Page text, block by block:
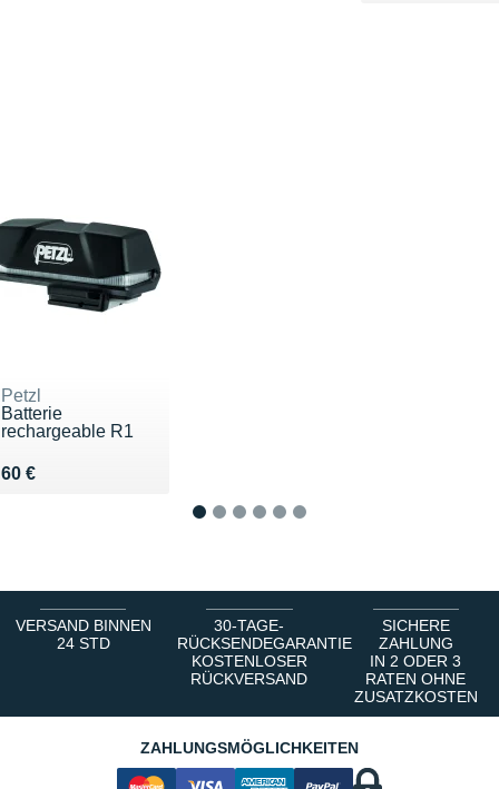
Petzl
Batterie
rechargeable R1
60 €
Vendu 60 €
VERSAND BINNEN
24 STD
30-TAGE-
RÜCKSENDEGARANTIE
KOSTENLOSER
RÜCKVERSAND
SICHERE
ZAHLUNG
IN 2 ODER 3
RATEN OHNE
ZUSATZKOSTEN
ZAHLUNGSMÖGLICHKEITEN